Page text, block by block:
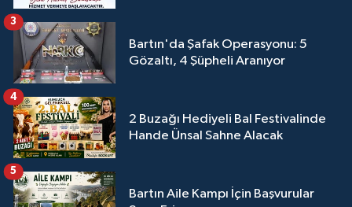
Bartın'da Şafak Operasyonu: 5
Gözaltı, 4 Şüpheli Aranıyor
3
2 Buzağı Hediyeli Bal Festivalinde
Hande Ünsal Sahne Alacak
4
Bartın Aile Kampı İçin Başvurular
5